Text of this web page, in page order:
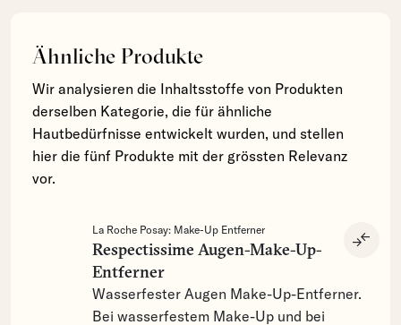
Ähnliche Produkte
Wir analysieren die Inhaltsstoffe von Produkten
derselben Kategorie, die für ähnliche
Hautbedürfnisse entwickelt wurden, und stellen
hier die fünf Produkte mit der grössten Relevanz
vor.
compare_arrows
La Roche Posay: Make-Up Entferner
Respectissime Augen-Make-Up-
Entferner
Wasserfester Augen Make-Up-Entferner.
Bei wasserfestem Make-Up und bei